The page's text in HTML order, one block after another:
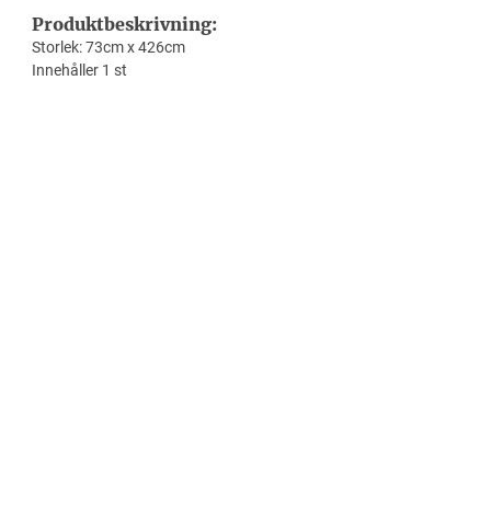
Produktbeskrivning:
Storlek: 73cm x 426cm
Innehåller 1 st